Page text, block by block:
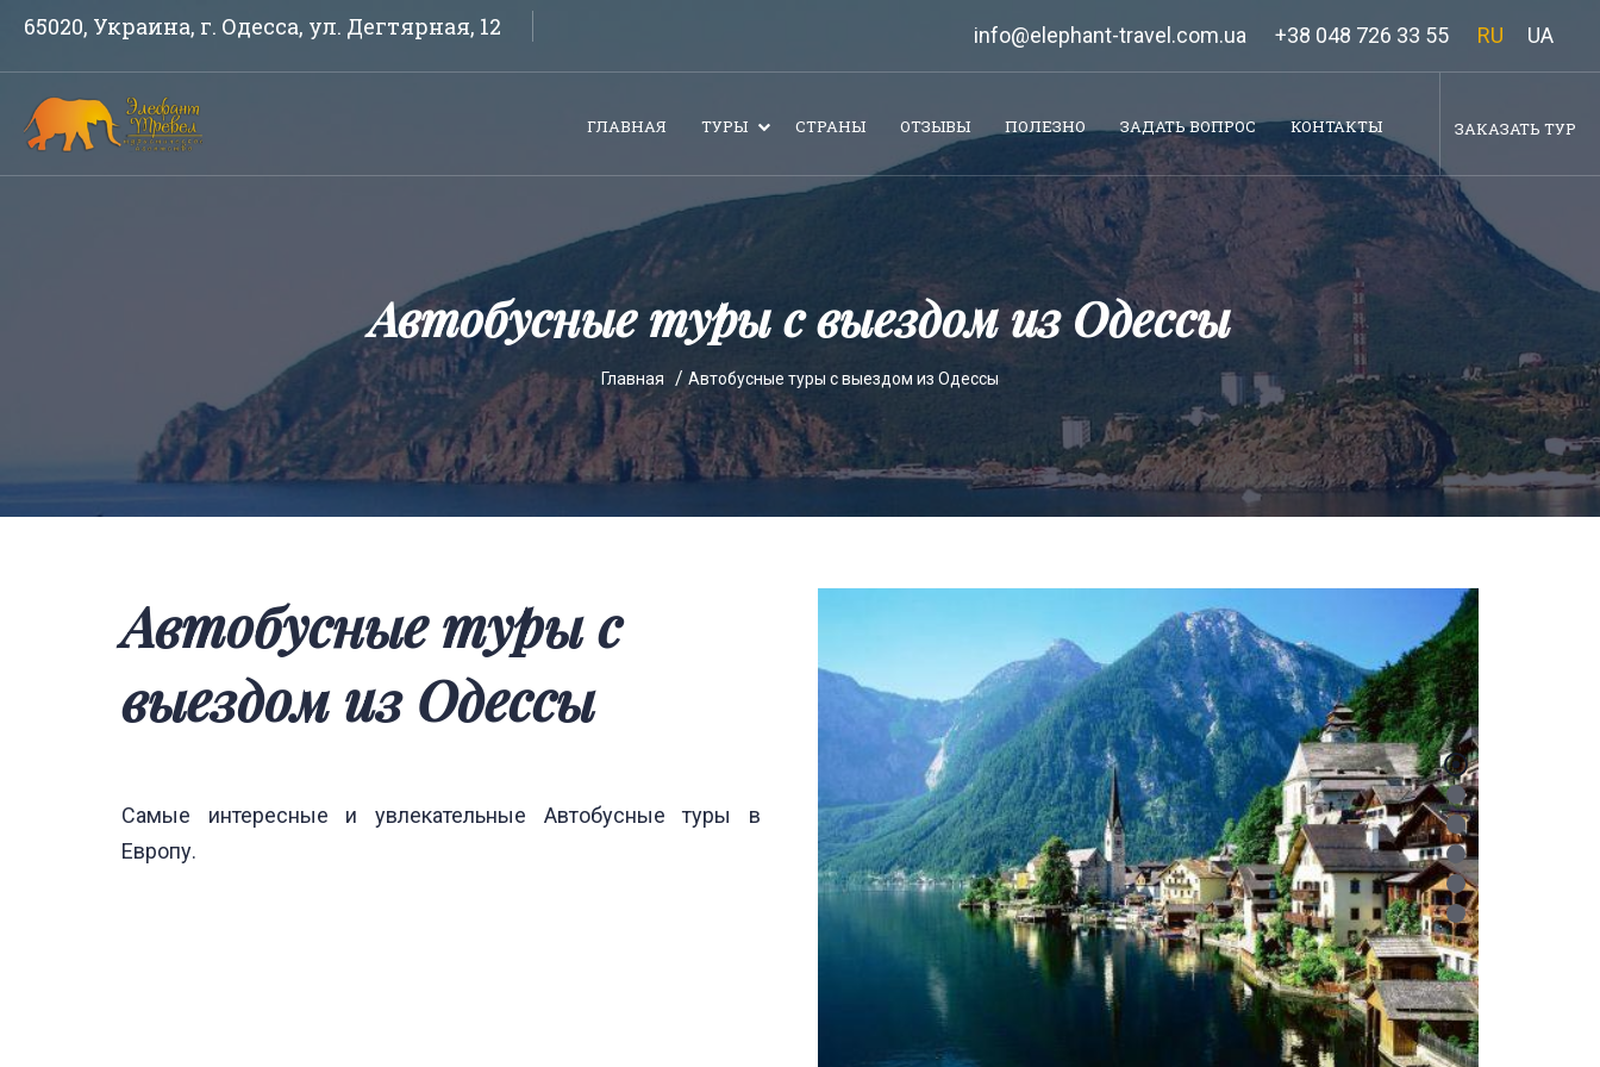
65020, Украина, г. Одесса, ул. Дегтярная, 12 info@elephant-travel.com.ua +38 048 726 33 55 RU UA
ЗАКАЗАТЬ ТУР
ГЛАВНАЯ ТУРЫ СТРАНЫ ОТЗЫВЫ ПОЛЕЗНО ЗАДАТЬ ВОПРОС КОНТАКТЫ
Автобусные туры с выездом из Одессы
Главная Автобусные туры с выездом из Одессы
Автобусные туры с
выездом из Одессы
Самые интересные и увлекательные Автобусные туры в
Европу.